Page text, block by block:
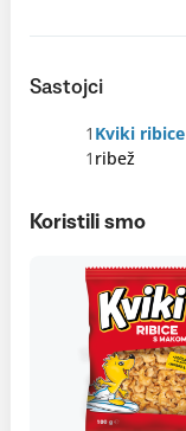
Sastojci
1 Kviki ribice
1 ribež
Koristili smo